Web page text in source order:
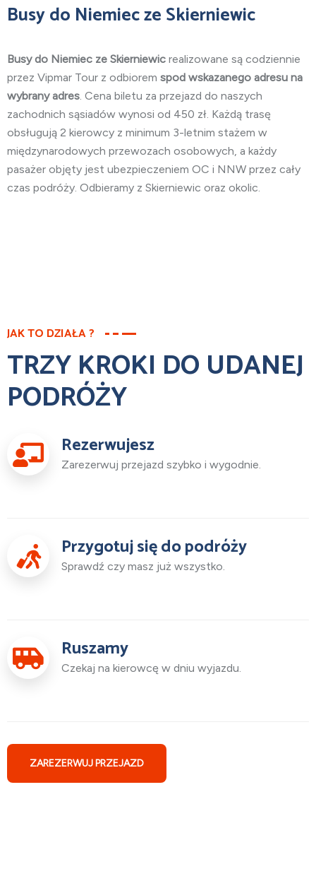
Busy do Niemiec ze Skierniewic
Busy do Niemiec ze Skierniewic realizowane są codziennie
przez Vipmar Tour z odbiorem spod wskazanego adresu na
wybrany adres. Cena biletu za przejazd do naszych
zachodnich sąsiadów wynosi od 450 zł. Każdą trasę
obsługują 2 kierowcy z minimum 3-letnim stażem w
międzynarodowych przewozach osobowych, a każdy
pasażer objęty jest ubezpieczeniem OC i NNW przez cały
czas podróży. Odbieramy z Skierniewic oraz okolic.
JAK TO DZIAŁA ?
TRZY KROKI DO UDANEJ
PODRÓŻY
Rezerwujesz
Zarezerwuj przejazd szybko i wygodnie.
Przygotuj się do podróży
Sprawdź czy masz już wszystko.
Ruszamy
Czekaj na kierowcę w dniu wyjazdu.
ZAREZERWUJ PRZEJAZD